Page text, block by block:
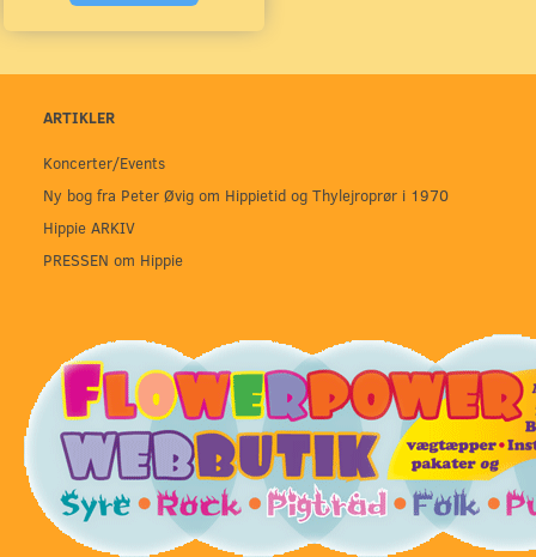
ARTIKLER
Koncerter/Events
Ny bog fra Peter Øvig om Hippietid og Thylejroprør i 1970
Hippie ARKIV
PRESSEN om Hippie